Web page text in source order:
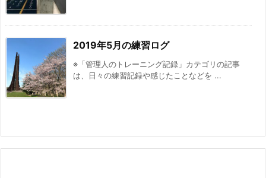
2019年5月の練習ログ
※「管理人のトレーニング記録」カテゴリの記事
は、日々の練習記録や感じたことなどを ...